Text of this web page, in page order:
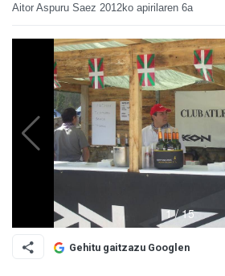
Aitor Aspuru Saez 2012ko apirilaren 6a
Gehitu gaitzazu Googlen